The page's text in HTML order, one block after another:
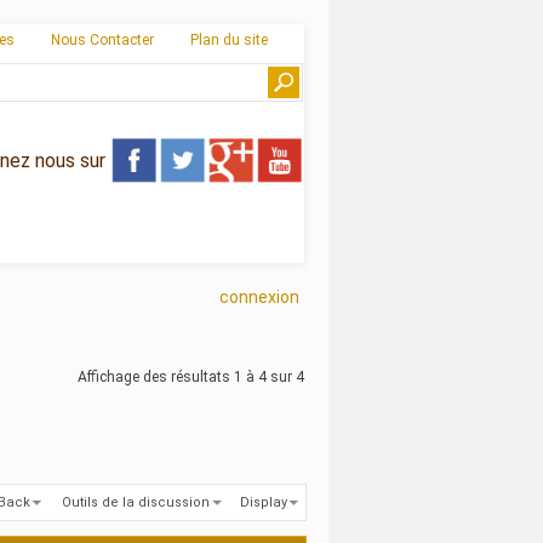
Nous Contacter Plan du site
nous sur
connexion
Affichage des résultats 1 à 4 sur 4
Outils de la discussion Display